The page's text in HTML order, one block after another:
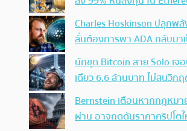
Charles Hoskinson ปลุกพ
ลั่นต้องการพา ADA กลับมา
นักขุด Bitcoin สาย Solo เ
เดียว 6.6 ล้านบาท ไม่สนวิก
Bernstein เตือนหากกฎหมา
ผ่าน อาจกดดันราคาคริปโต